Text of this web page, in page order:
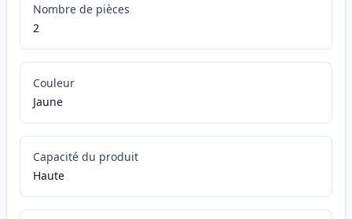
Nombre de pièces
2
Couleur
Jaune
Capacité du produit
Haute